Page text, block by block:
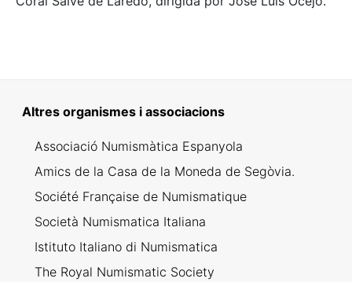
Altres organismes i associacions
Associació Numismàtica Espanyola
Amics de la Casa de la Moneda de Segòvia.
Société Française de Numismatique
Società Numismatica Italiana
Istituto Italiano di Numismatica
The Royal Numismatic Society